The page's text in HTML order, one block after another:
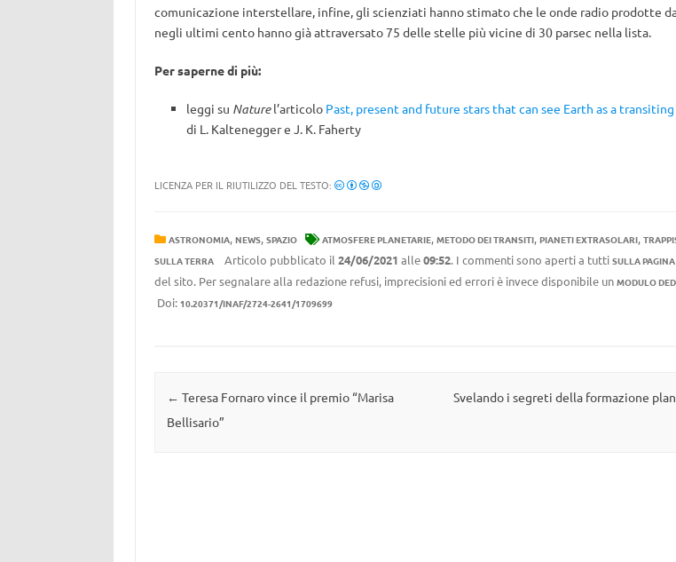
comunicazione interstellare, infine, gli scienziati hanno stimato che le onde radio prodotte
negli ultimi cento hanno già attraversato 75 delle stelle più vicine di 30 parsec nella lista.
Per saperne di più:
leggi su Naturel’articolo Past, present and future stars that can see Earth as a
di L. Kaltenegger e J. K. Faherty
LICENZA PER IL RIUTILIZZO DEL TESTO:
ASTRONOMIA, NEWS, SPAZIO ATMOSFERE PLANETARIE, METODO DEI TRANSITI, PIANETI EXTRASOLARI,
SULLA TERRA
Articolo pubblicato il 24/06/2021 alle09:52. I commenti sono aperti a tutti SULLA
del sito. Per segnalare alla redazione refusi, imprecisioni ed errori è invece disponibile un MODULO
Doi: 10.20371/INAF/2724-2641/1709699
Navigazione articolo
← Teresa Fornaro vince il premio “Marisa
Bellisario”
Svelando i segreti della formazione